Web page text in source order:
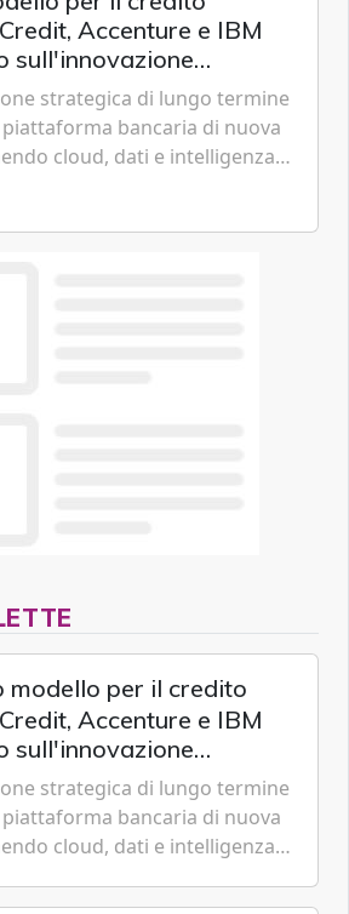
Accenture e IBM
sull'innovazione
strategica di lungo termine
bancaria di nuova
cloud, dati e intelligenza
modello per il credito
Accenture e IBM
sull'innovazione
strategica di lungo termine
bancaria di nuova
cloud, dati e intelligenza